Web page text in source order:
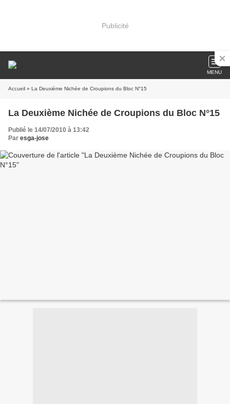
Publicité
MENU
Accueil » La Deuxième Nichée de Croupions du Bloc N°15
La Deuxième Nichée de Croupions du Bloc N°15
Publié le 14/07/2010 à 13:42
Par esga-jose